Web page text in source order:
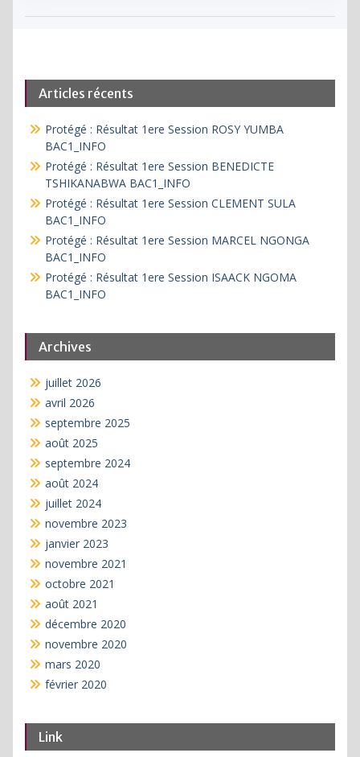
Articles récents
Protégé : Résultat 1ere Session ROSY YUMBA
BAC1_INFO
Protégé : Résultat 1ere Session BENEDICTE
TSHIKANABWA BAC1_INFO
Protégé : Résultat 1ere Session CLEMENT SULA
BAC1_INFO
Protégé : Résultat 1ere Session MARCEL NGONGA
BAC1_INFO
Protégé : Résultat 1ere Session ISAACK NGOMA
BAC1_INFO
Archives
juillet 2026
avril 2026
septembre 2025
août 2025
septembre 2024
août 2024
juillet 2024
novembre 2023
janvier 2023
novembre 2021
octobre 2021
août 2021
décembre 2020
novembre 2020
mars 2020
février 2020
Link